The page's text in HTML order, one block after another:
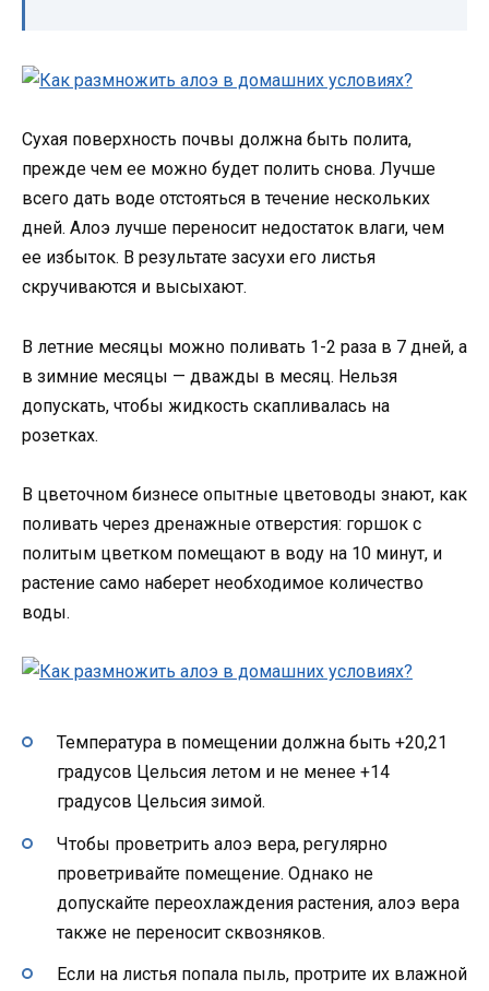
Сухая поверхность почвы должна быть полита,
прежде чем ее можно будет полить снова. Лучше
всего дать воде отстояться в течение нескольких
дней. Алоэ лучше переносит недостаток влаги, чем
ее избыток. В результате засухи его листья
скручиваются и высыхают.
В летние месяцы можно поливать 1-2 раза в 7 дней, а
в зимние месяцы — дважды в месяц. Нельзя
допускать, чтобы жидкость скапливалась на
розетках.
В цветочном бизнесе опытные цветоводы знают, как
поливать через дренажные отверстия: горшок с
политым цветком помещают в воду на 10 минут, и
растение само наберет необходимое количество
воды.
Температура в помещении должна быть +20,21
градусов Цельсия летом и не менее +14
градусов Цельсия зимой.
Чтобы проветрить алоэ вера, регулярно
проветривайте помещение. Однако не
допускайте переохлаждения растения, алоэ вера
также не переносит сквозняков.
Если на листья попала пыль, протрите их влажной